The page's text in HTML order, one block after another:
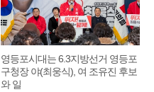
영등포시대는 6.3지방선거 영등포
구청장 야(최웅식), 여 조유진 후보
와 일